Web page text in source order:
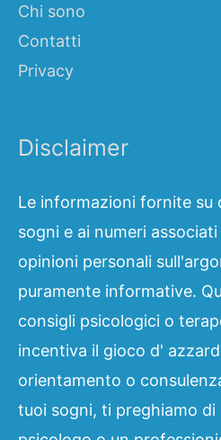
Chi sono
Contatti
Privacy
Disclaimer
Le informazioni fornite su
sogni e ai numeri
opinioni personali
puramente informative.
consigli psicologici o
incentiva il gioco d'
orientamento o
tuoi sogni, ti preghiamo di